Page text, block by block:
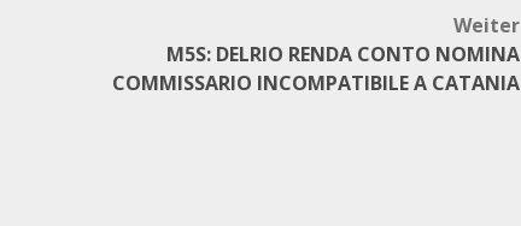
Weiter
M5S: DELRIO RENDA CONTO NOMINA
COMMISSARIO INCOMPATIBILE A CATANIA